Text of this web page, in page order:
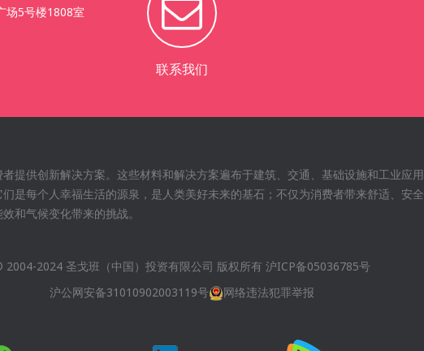
场5号楼1808室
联系我们
提供创新解决方案。这些材料和解决方案遍布于建筑、交通、基础设施和工业应用
是每个人幸福生活的源泉，是人类美好未来的基石；不仅为消费者带来舒适、安全
和气候变化带来的挑战。
2004-2024 圣戈班（中国）投资有限公司 版权所有 沪ICP备05036785号
沪公网安备31010902003119号
网络违法犯罪举报